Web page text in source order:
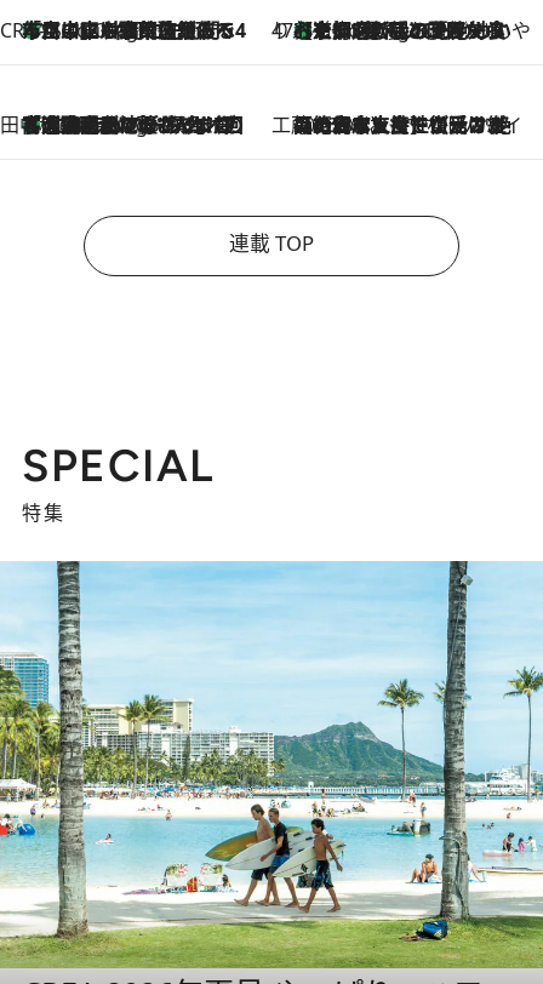
CREA'S CHOICE
1 Hour Ago
「立川にも歌舞伎があるんだよ」 片岡仁左衛門・市川中車ら豪華座組みで4年目の立川立飛歌舞伎へ 47都道府県の手みやげ ひんやりスイーツで夏を満喫
1 Hour Ago
【京都府】この夏絶対食べたい 冷やしておいしいおやつ3選 ひと口目から心を掴む新緑のテリーヌ
田中稲の勝手に再ブーム
6 Hours Ago
「湘南乃風に憧れて」観客大盛上がりの“タオル回し”に、ラッパー顔負けの高速歌唱まで…さだまさし（74）のアグレッシブすぎる現在地 工藤まやのおもてなしハワイ
2026.8.6
【ハワイ土産】ローカルの絶大な支持で復活！ 絶品の幻クッキー《元ファンの日本人女性が受け継いだ名店》
連載 TOP
SPECIAL
特集